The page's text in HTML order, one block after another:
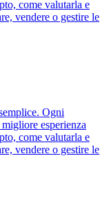
come valutarla e
vendere o gestire le
Ogni
esperienza
come valutarla e
vendere o gestire le